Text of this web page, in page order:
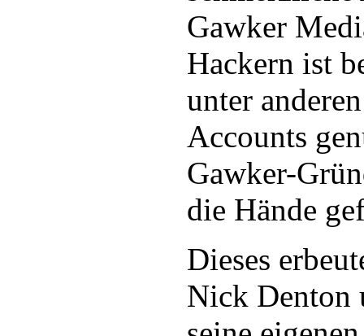
Gawker
Hackern ist
unter
Accounts
Gawker-
die Hände
Dieses
Nick Denton